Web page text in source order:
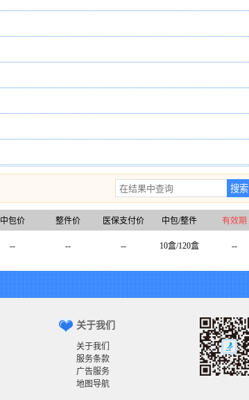
搜索
中包价 整件价 医保支付价 中包/整件 有效期
-- -- -- 10盒/120盒 --
关于我们
关于我们
服务条款
广告服务
地图导航